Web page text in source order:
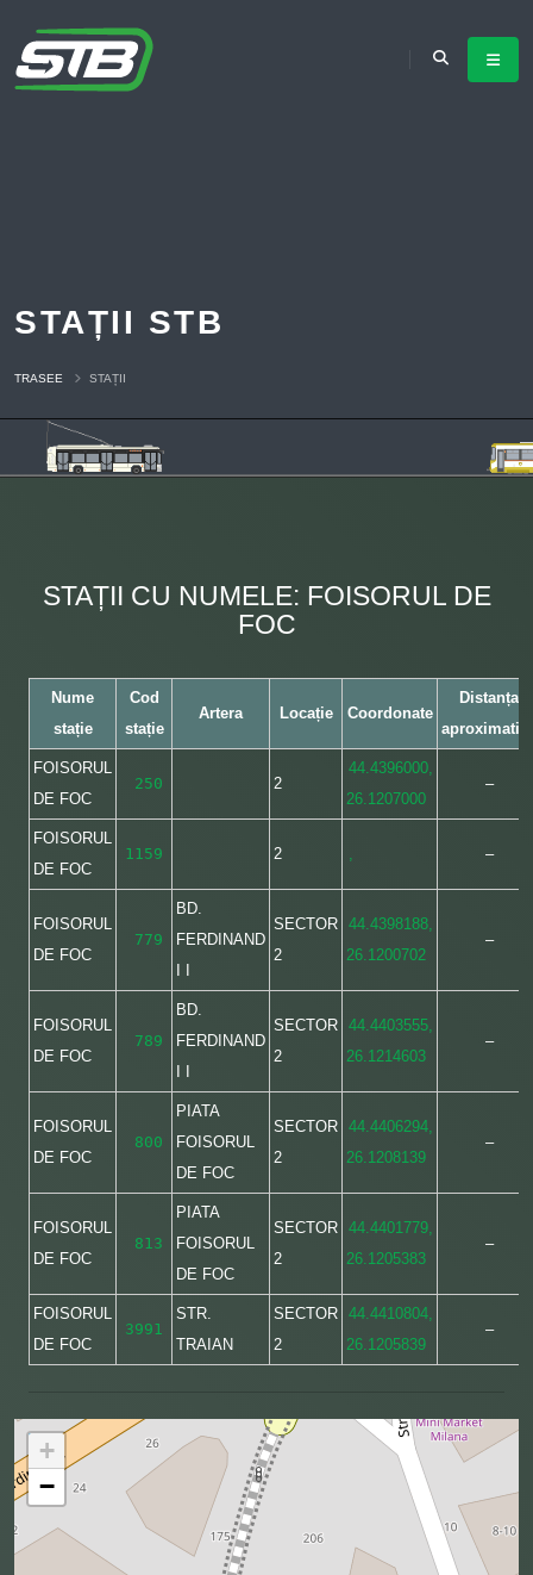
STAȚII STB
TRASEE STAȚII
STAȚII CU NUMELE: FOISORUL DE
FOC
Nume
stație
Cod
stație
Artera Locație Coordonate
Distanța
FOISORUL
DE FOC
250 2
44.4396000,
26.1207000
–
FOISORUL
DE FOC
1159 2 , –
FOISORUL
DE FOC
779
BD.
FERDINAND
SECTOR
2
44.4398188,
26.1200702
–
FOISORUL
DE FOC
789
BD.
FERDINAND
SECTOR
2
44.4403555,
26.1214603
–
FOISORUL
DE FOC
800
PIATA
FOISORUL
DE FOC
SECTOR
2
44.4406294,
26.1208139
–
FOISORUL
DE FOC
813
PIATA
FOISORUL
DE FOC
SECTOR
2
44.4401779,
26.1205383
–
FOISORUL
DE FOC
3991
STR.
TRAIAN
SECTOR
2
44.4410804,
26.1205839
–
+
−